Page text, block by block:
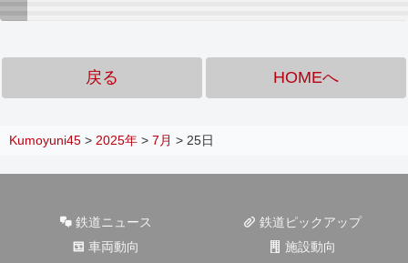
戻る HOMEへ
Kumoyuni45 > 2025年 > 7月 > 25日
鉄道ニュース
鉄道ピックアップ
車両動向
施設動向